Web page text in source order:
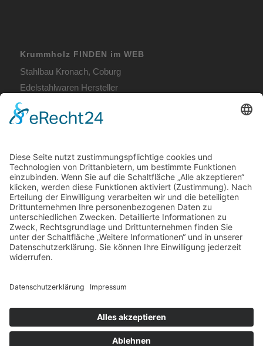
Krummholz FINDEN im WEB
Stahlbau Kronach, Coburg
Edelstahlwaren Hersteller
Fertige Bauelemente
Metallbau Coburg
Unsere Öffnungszeiten:
Mo. – Do. 7:00 – 12:00 Uhr
und 13:00 – 16:00 Uhr,
Fr. 7:00 – 12:00 Uhr
E-Mail:info@krummholz-coburg.de